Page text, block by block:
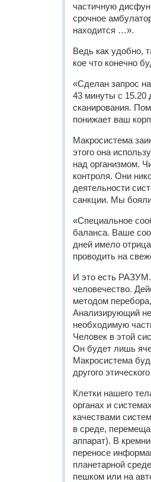
частичную
срочное
находится …».
Ведь как удобно,
кое что конечно
«Сделан запрос
43 минуты с 15.20
сканирования.
понижает ваш
Макросистема
этого она
над организмом.
контроля. Они
деятельности
санкции. Мы
«Специальное
баланса. Ваше
дней имело
проводить на
И это есть
человечество.
методом
Анализирующий
необходимую
Человек в этой
Он будет лишь
Макросистема
другого
Клетки нашего
органах и
качествами
в среде,
аппарат). В
переносе
планетарной
пешком или на